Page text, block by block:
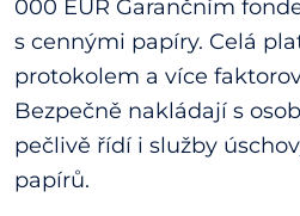
000 EUR Garančním
s cennými papíry. Celá
protokolem a více
Bezpečně nakládají s
pečlivě řídí i služby
papírů.